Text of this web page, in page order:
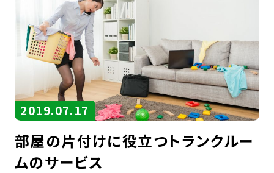
である私たちを守ってくれ […]
2019.07.17
部屋の片付けに役立つトランクルー
ムのサービス